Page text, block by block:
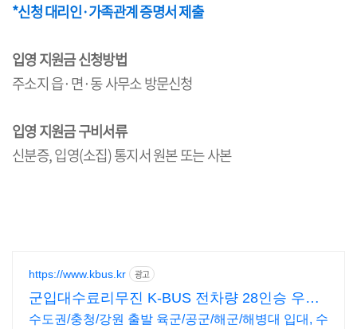
*신청 대리인·가족관계 증명서 제출
입영 지원금 신청방법
주소지 읍·면·동 사무소 방문신청
입영 지원금 구비서류
신분증, 입영(소집) 통지서 원본 또는 사본
https://www.kbus.kr 광고
군입대수료리무진 K-BUS 전차량 28인승 우등
리무진
수도권/충청/강원 출발 육군/공군/해군/해병대 입대, 수